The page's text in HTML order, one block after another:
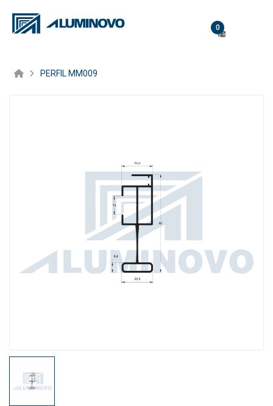
0
PERFIL MM009